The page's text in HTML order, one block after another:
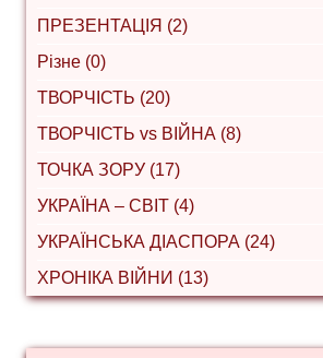
ПРЕЗЕНТАЦІЯ (2)
Різне (0)
ТВОРЧІСТЬ (20)
ТВОРЧІСТЬ vs ВІЙНА (8)
ТОЧКА ЗОРУ (17)
УКРАЇНА – СВІТ (4)
УКРАЇНСЬКА ДІАСПОРА (24)
ХРОНІКА ВІЙНИ (13)